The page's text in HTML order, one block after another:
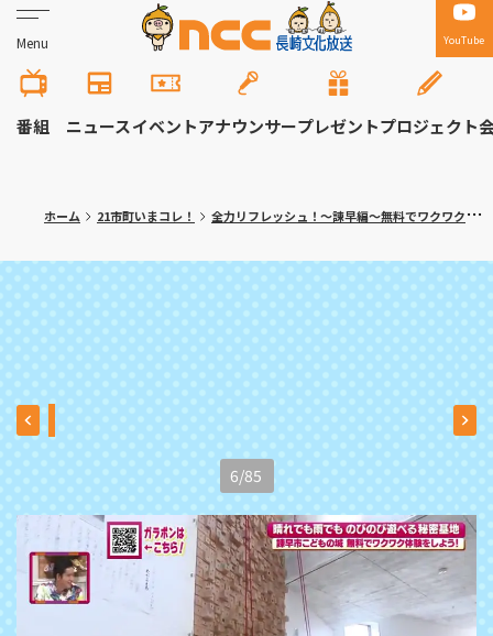
Menu YouTube
番組 ニュースイベントアナウンサープレゼントプロジェクト
ホーム 21市町いまコレ！ 全力リフレッシュ！～諫早編～無料でワクワク体験！大人の隠れ家カフェも
6/85